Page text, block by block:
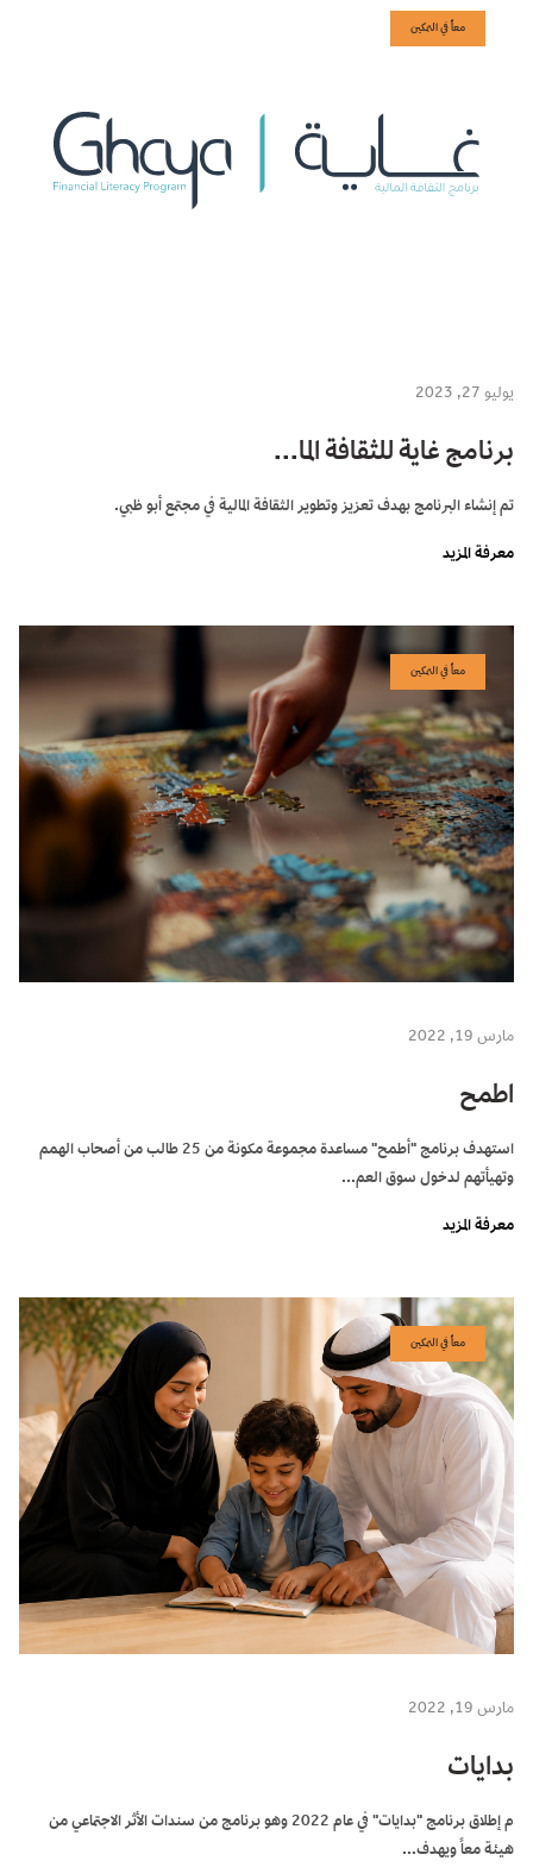
معاً في التمكين
يوليو 27, 2023
برنامج غاية للثقافة الما...
تم إنشاء البرنامج بهدف تعزيز وتطوير الثقافة المالية في مجتمع أبو ظبي.
معرفة المزيد
معاً في التمكين
مارس 19, 2022
اطمح
استهدف برنامج "أطمح" مساعدة مجموعة مكونة من 25 طالب من أصحاب الهمم
وتهيأتهم لدخول سوق العم...
معرفة المزيد
معاً في التمكين
مارس 19, 2022
بدايات
م إطلاق برنامج "بدايات" في عام 2022 وهو برنامج من سندات الأثر الاجتماعي من
هيئة معاً ويهدف...